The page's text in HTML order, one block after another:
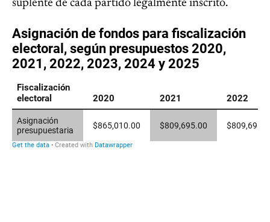
suplente de cada partido legalmente inscrito.